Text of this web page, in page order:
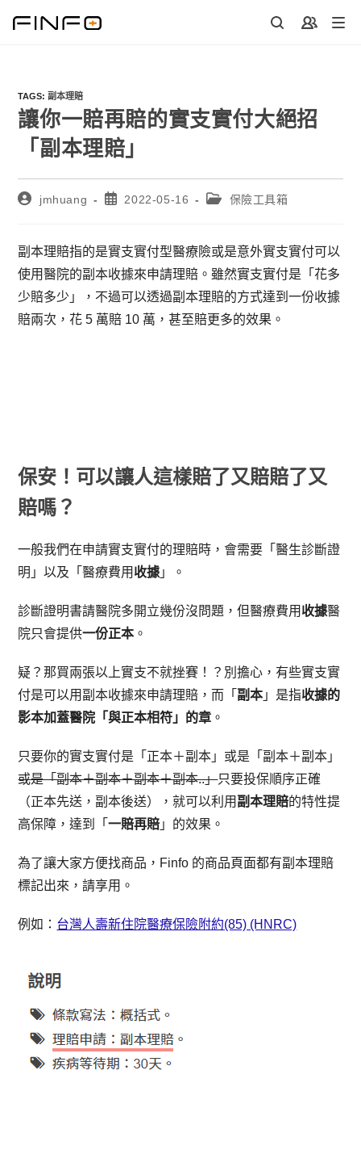
TAGS: 副本理賠
讓你一賠再賠的實支實付大絕招
「副本理賠」
Postjmhuang
Post2022-05-16
Post保險工具箱
副本理賠指的是實支實付型醫療險或是意外實支實付可以
使用醫院的副本收據來申請理賠。雖然實支實付是「花多
少賠多少」，不過可以透過副本理賠的方式達到一份收據
賠兩次，花 5 萬賠 10 萬，甚至賠更多的效果。
保安！可以讓人這樣賠了又賠賠了又
賠嗎？
一般我們在申請實支實付的理賠時，會需要「醫生診斷證
明」以及「醫療費用 收據 」。
診斷證明書請醫院多開立幾份沒問題，但醫療費用 收據醫
院只會提供一份正本 。
疑？那買兩張以上實支不就挫賽！？別擔心，有些實支實
付是可以用副本收據來申請理賠，而「 副本 」是指收據的
影本加蓋醫院「與正本相符」的章 。
只要你的實支實付是「正本＋副本」或是「副本＋副本」
或是「副本＋副本＋副本＋副本..」只要投保順序正確
（正本先送，副本後送），就可以利用 副本理賠的特性提
高保障，達到「一賠再賠 」的效果。
為了讓大家方便找商品，Finfo 的商品頁面都有副本理賠
標記出來，請享用。
例如： 台灣人壽新住院醫療保險附約(85) (HNRC)